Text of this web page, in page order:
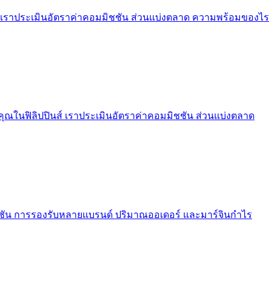
เราประเมินอัตราค่าคอมมิชชัน ส่วนแบ่งตลาด ความพร้อมของไร
งคุณในฟิลิปปินส์ เราประเมินอัตราค่าคอมมิชชัน ส่วนแบ่งตลาด
น การรองรับหลายแบรนด์ ปริมาณออเดอร์ และมาร์จินกำไร